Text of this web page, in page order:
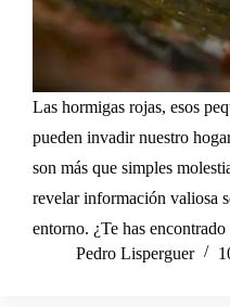
Las hormigas rojas, esos
pueden invadir nuestro
son más que simples
revelar información valiosa
entorno. ¿Te has
Pedro Lisperguer